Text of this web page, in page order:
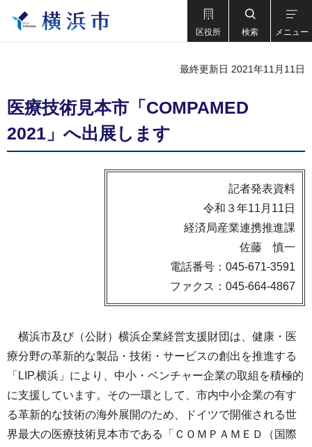
区役所 検索 メニュー
最終更新日 2021年11月11日
医療技術見本市「COMPAMED
2021」へ出展します
記者発表資料
令和３年11月11日
経済局産業連携推進課
佐藤 慎一
電話番号：045-671-3591
ファクス：045-664-4867
横浜市及び（公財）横浜企業経営支援財団は、健康・医
療分野の革新的な製品・技術・サービスの創出を推進する
「LIP.横浜」により、中小・ベンチャー企業の取組を積極的
に支援しています。その一環として、市内中小企業の有す
る革新的な技術の海外展開のため、ドイツで開催される世
界最大の医療技術見本市である「ＣＯＭＰＡＭＥＤ（国際